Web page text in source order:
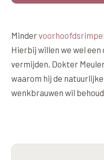
Donkere kringen onder de
Traangoot en wallen
Ingevallen slapen
Belotero
Ellansé
Juvéderm Voluma
Juvéderm Volux
Structuur Verlies Profiel
Erfelijke Jowl Profiel
HORMONAAL / METABOOL
Stress Cortisol profiel
Nijmegen ◍ Sittard
085 40 13 678
Minder
Hierbij willen we wel
vermijden. Dokter
waarom hij de
wenkbrauwen wil